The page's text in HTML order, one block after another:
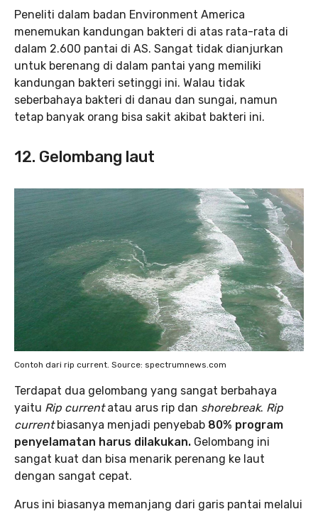
Peneliti dalam badan Environment America
menemukan kandungan bakteri di atas rata-rata di
dalam 2.600 pantai di AS. Sangat tidak dianjurkan
untuk berenang di dalam pantai yang memiliki
kandungan bakteri setinggi ini. Walau tidak
seberbahaya bakteri di danau dan sungai, namun
tetap banyak orang bisa sakit akibat bakteri ini.
12. Gelombang laut
Contoh dari rip current. Source: spectrumnews.com
Terdapat dua gelombang yang sangat berbahaya
yaitu Rip currentatau arus rip dan shorebreak. Rip
currentbiasanya menjadi penyebab 80% program
penyelamatan harus dilakukan. Gelombang ini
sangat kuat dan bisa menarik perenang ke laut
dengan sangat cepat.
Arus ini biasanya memanjang dari garis pantai melalui